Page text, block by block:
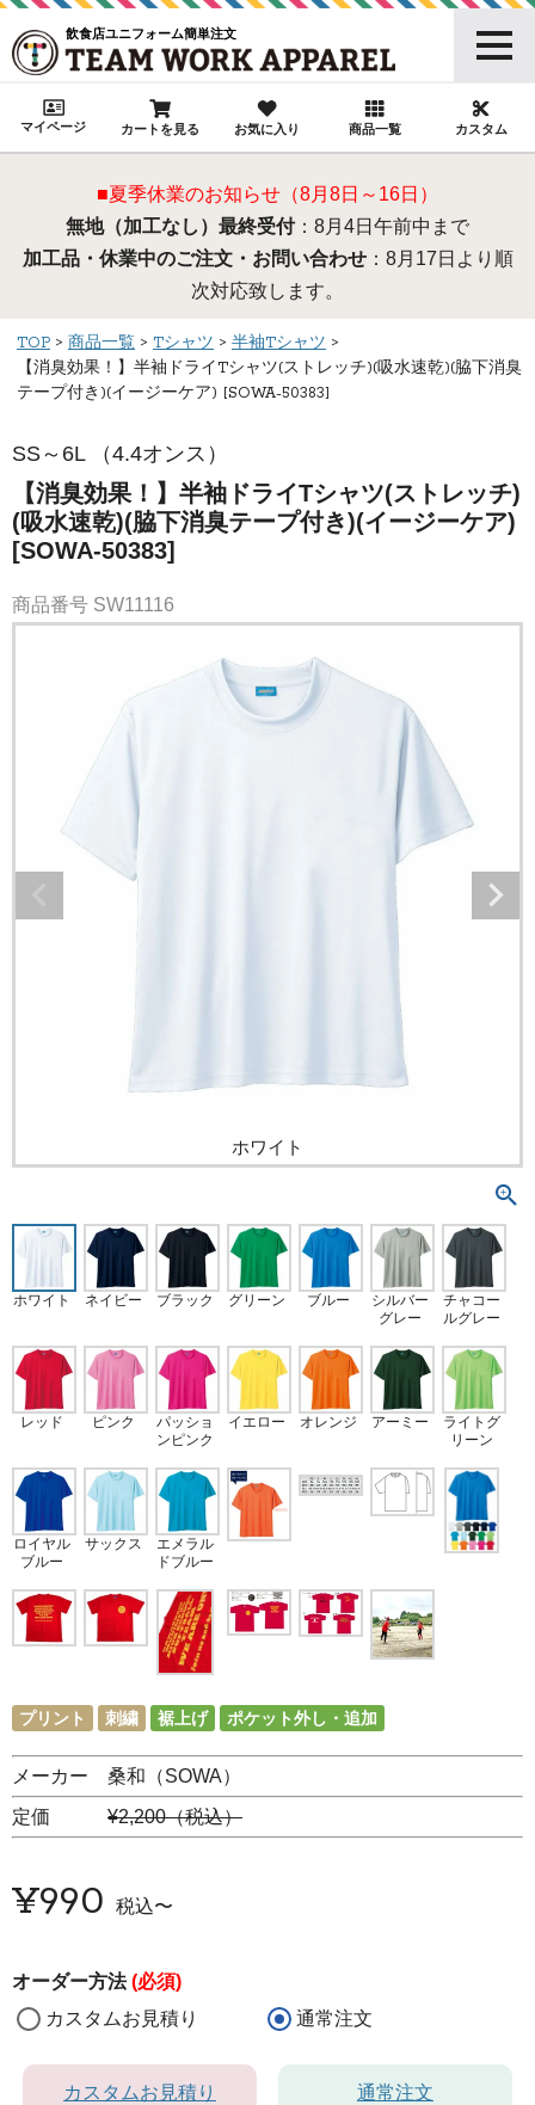
飲食店ユニフォーム簡単注文
マイページ カートを見る お気に入り 商品一覧 カスタム
■夏季休業のお知らせ（8月8日～16日）
無地（加工なし）最終受付：8月4日午前中まで
加工品・休業中のご注文・お問い合わせ：8月17日より順
次対応致します。
TOP 商品一覧 Tシャツ
半袖Tシャツ
【消臭効果！】半袖ドライTシャツ(ストレッチ)(吸水速乾)(脇下消臭
テープ付き)(イージーケア) [SOWA-50383]
SS～6L （4.4オンス）
【消臭効果！】半袖ドライTシャツ(ストレッチ)
(吸水速乾)(脇下消臭テープ付き)(イージーケア)
[SOWA-50383]
商品番号 SW11116
ホワイト
ホワイト ネイビー ブラック グリーン ブルー
シルバー
グレー
チャコー
ルグレー
レッド ピンク
パッショ
ンピンク
イエロー オレンジ アーミー
ライトグ
リーン
ロイヤル
ブルー
サックス
エメラル
ドブルー
プリント 刺繍 裾上げ ポケット外し・追加
メーカー 桑和（SOWA）
定価 ¥2,200（税込）
¥990 税込〜
オーダー方法(必須)
カスタムお見積り
通常注文
カスタムお見積り 通常注文